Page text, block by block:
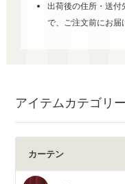
出荷後の住所・送付
で、ご注文前にお届
アイテムカテゴリー
カーテン